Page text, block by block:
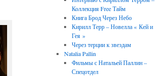
Коллекция Free Тайм
Книга Брод Через Небо
Кирилл Терр – Новелла « Кей и
Гея »
Через терции к звездам
Natalia Pallin
Фильмы с Натальей Паллин –
Спецотдел